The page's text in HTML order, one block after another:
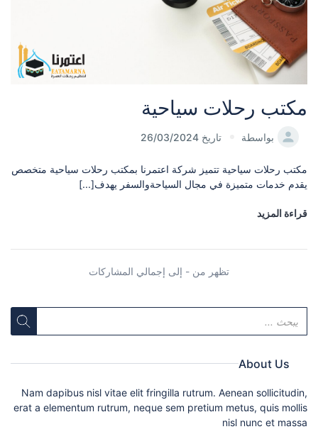
مكتب رحلات سياحية
بواسطة تاريخ 26/03/2024
مكتب رحلات سياحية تتميز شركة اعتمرنا بمكتب رحلات سياحية متخصص
يقدم خدمات متميزة في مجال السياحةوالسفر يهدف[...]
قراءة المزيد
تظهر من - إلى إجمالي المشاركات
About Us
Nam dapibus nisl vitae elit fringilla rutrum. Aenean sollicitudin,
erat a elementum rutrum, neque sem pretium metus, quis mollis
nisl nunc et massa